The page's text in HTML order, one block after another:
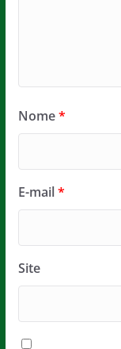
Nome*
E-mail*
Site